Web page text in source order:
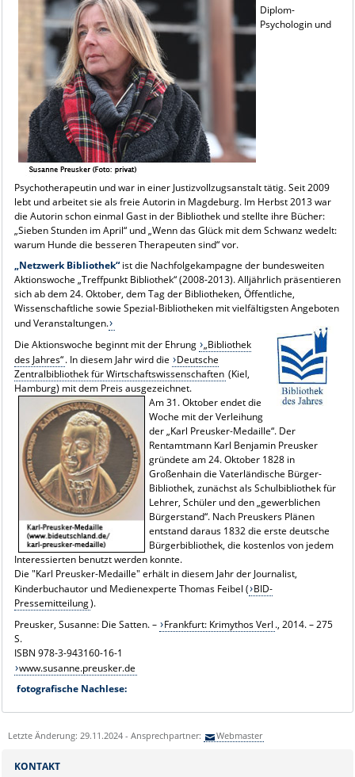
Diplom-
Psychologin und
Psychotherapeutin und war in einer Justizvollzugsanstalt tätig. Seit 2009
lebt und arbeitet sie als freie Autorin in Magdeburg. Im Herbst 2013 war
die Autorin schon einmal Gast in der Bibliothek und stellte ihre Bücher:
„Sieben Stunden im April“ und „Wenn das Glück mit dem Schwanz wedelt:
warum Hunde die besseren Therapeuten sind“ vor.
„Netzwerk Bibliothek“ist die Nachfolgekampagne der bundesweiten
Aktionswoche „Treffpunkt Bibliothek“ (2008-2013). Alljährlich präsentieren
sich ab dem 24. Oktober, dem Tag der Bibliotheken, Öffentliche,
Wissenschaftliche sowie Spezial-Bibliotheken mit vielfältigsten Angeboten
und Veranstaltungen.
Die Aktionswoche beginnt mit der Ehrung „Bibliothek
des Jahres“. In diesem Jahr wird die
Deutsche
Zentralbibliothek für Wirtschaftswissenschaften (Kiel,
Hamburg) mit dem Preis ausgezeichnet.
Am 31. Oktober endet die
Woche mit der Verleihung
der „Karl Preusker-Medaille“. Der
Rentamtmann Karl Benjamin Preusker
gründete am 24. Oktober 1828 in
Großenhain die Vaterländische Bürger-
Bibliothek, zunächst als Schulbibliothek für
Lehrer, Schüler und den „gewerblichen
Bürgerstand“. Nach Preuskers Plänen
entstand daraus 1832 die erste deutsche
Bürgerbibliothek, die kostenlos von jedem
Interessierten benutzt werden konnte.
Die "Karl Preusker-Medaille" erhält in diesem Jahr der Journalist,
Kinderbuchautor und Medienexperte Thomas Feibel ( BID-
Pressemitteilung).
Preusker, Susanne: Die Satten. – Frankfurt: Krimythos Verl ., 2014. – 275
S.
ISBN 978-3-943160-16-1
www.susanne.preusker.de
fotografische Nachlese:
Letzte Änderung: 29.11.2024 - Ansprechpartner: Webmaster
KONTAKT